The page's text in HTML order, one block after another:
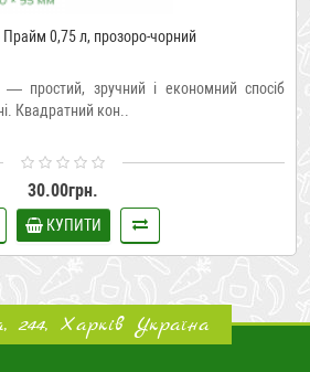
Прайм 0,75 л, прозоро-чорний
— простий, зручний і економний спосіб
Квадратний кон..
30.00грн.
КУПИТИ
244, Харків Україна